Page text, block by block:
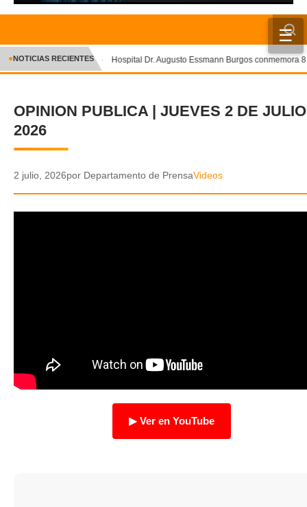
☰
INICIO
CRÓNICA
DEPORTES
POLICIAL
TRANSPARENCIA
✕
●NOTICIAS RECIENTES Hospital Dr. Augusto Essmann Burgos conmemora
OPINION PUBLICA | JUEVES 2 DE JULIO
2026
2 julio, 2026por Departamento de PrensaVideos
▶ Ver en YouTube